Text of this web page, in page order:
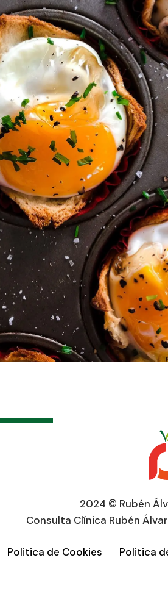
2024 © Rubén
Consulta Clínica Rubén
Politica de Cookies Politica